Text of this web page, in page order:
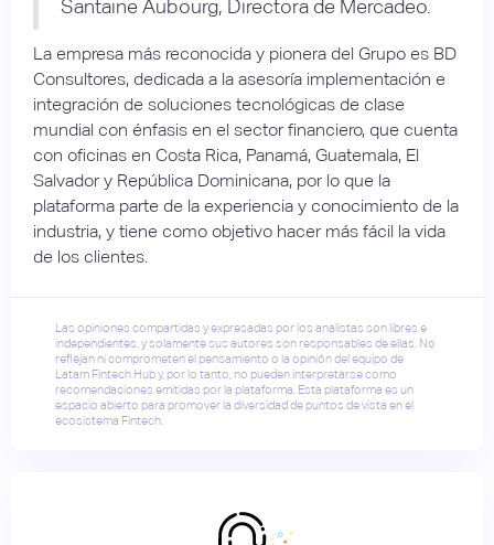
Santaine Aubourg, Directora de Mercadeo.
La empresa más reconocida y pionera del Grupo es BD
Consultores, dedicada a la asesoría implementación e
integración de soluciones tecnológicas de clase
mundial con énfasis en el sector financiero, que cuenta
con oficinas en Costa Rica, Panamá, Guatemala, El
Salvador y República Dominicana, por lo que la
plataforma parte de la experiencia y conocimiento de la
industria, y tiene como objetivo hacer más fácil la vida
de los clientes.
Las opiniones compartidas y expresadas por los analistas son libres e
independientes, y solamente sus autores son responsables de ellas. No
reflejan ni comprometen el pensamiento o la opinión del equipo de
Latam Fintech Hub y, por lo tanto, no pueden interpretarse como
recomendaciones emitidas por la plataforma. Esta plataforma es un
espacio abierto para promover la diversidad de puntos de vista en el
ecosistema Fintech.